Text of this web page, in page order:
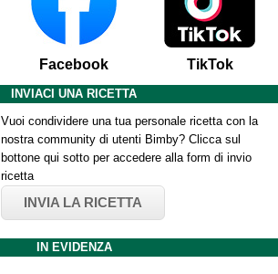
Facebook TikTok
INVIACI UNA RICETTA
Vuoi condividere una tua personale ricetta con la
nostra community di utenti Bimby? Clicca sul
bottone qui sotto per accedere alla form di invio
ricetta
INVIA LA RICETTA
IN EVIDENZA